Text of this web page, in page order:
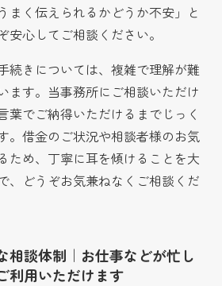
まく伝えられるかどうか不安」と
安心してご相談ください。
続きについては、複雑で理解が難
ます。当事務所にご相談いただけ
葉でご納得いただけるまでじっく
。借金のご状況や相談者様のお気
ため、丁寧に耳を傾けることを大
、どうぞお気兼ねなくご相談くだ
談体制｜お仕事などが忙し
利用いただけます